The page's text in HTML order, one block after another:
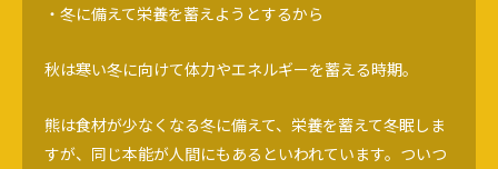
・冬に備えて栄養を蓄えようとするから
秋は寒い冬に向けて体力やエネルギーを蓄える時期。
熊は食材が少なくなる冬に備えて、栄養を蓄えて冬眠しま
すが、同じ本能が人間にもあるといわれています。ついつ